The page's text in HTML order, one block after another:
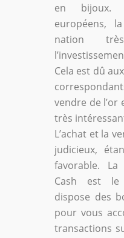
en bijoux.
européens,
nation
Cela est dû
vendre de l’or
très
L’achat et la
judicieux,
favorable.
Cash est le
dispose des
pour vous
transactions